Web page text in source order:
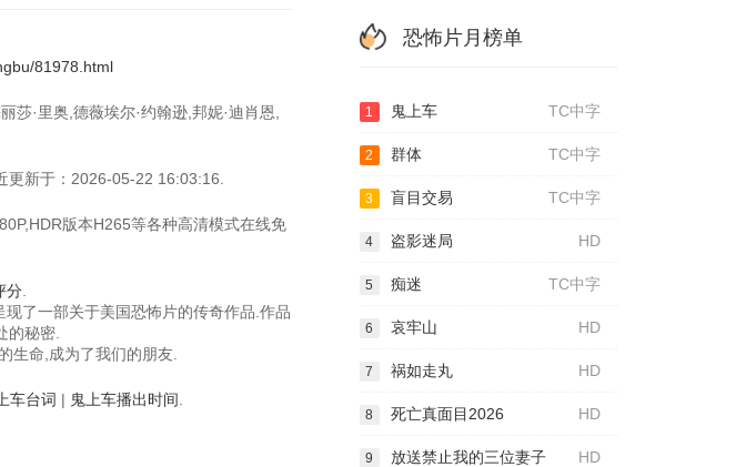
81978.html
·里奥,德薇埃尔·约翰逊,邦妮·迪肖恩,
更新于：2026-05-22 16:03:16.
版本H265等各种高清模式在线免
分
了一部关于美国恐怖片的传奇作品.作品
的秘密.
生命,成为了我们的朋友.
车台词 | 鬼上车播出时间
恐怖片月榜单
TC中字
1 鬼上车
TC中字
2 群体
TC中字
3 盲目交易
HD
4 盗影迷局
TC中字
5 痴迷
HD
6 哀牢山
HD
7 祸如走丸
HD
8 死亡真面目2026
HD
9 放送禁止我的三位妻子